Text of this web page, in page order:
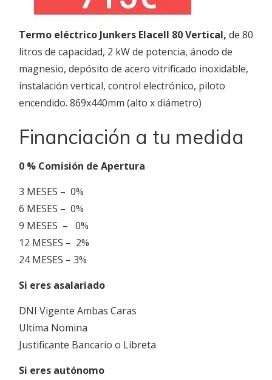
Termo eléctrico Junkers Elacell 80 Vertical, de 80
litros de capacidad, 2 kW de potencia, ánodo de
magnesio, depósito de acero vitrificado inoxidable,
instalación vertical, control electrónico, piloto
encendido. 869x440mm (alto x diámetro)
Financiación a tu medida
0 % Comisión de Apertura
3 MESES – 0%
6 MESES – 0%
9 MESES – 0%
12 MESES – 2%
24 MESES – 3%
Si eres asalariado
DNI Vigente Ambas Caras
Ultima Nomina
Justificante Bancario o Libreta
Si eres autónomo